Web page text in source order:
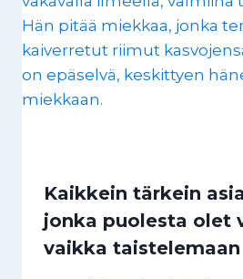
Kaikkein tärkein
jonka puolesta olet
vaikka taistelemaan